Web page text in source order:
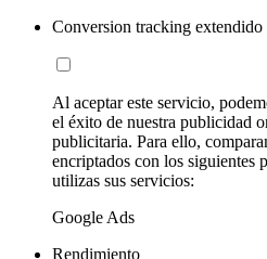
Conversion tracking extendido
Al aceptar este servicio,
el éxito de nuestra publicidad
publicitaria. Para ello,
encriptados con los siguientes
utilizas sus servicios:
Google Ads
Rendimiento